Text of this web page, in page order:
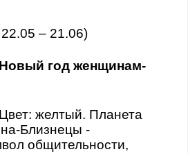
– 21.06)
год женщинам-
желтый. Планета
Близнецы -
общительности,